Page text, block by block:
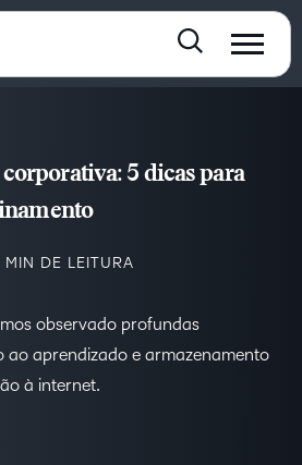
5 dicas para
MIN DE LEITURA
observado profundas
ao aprendizado e armazenamento
à internet.